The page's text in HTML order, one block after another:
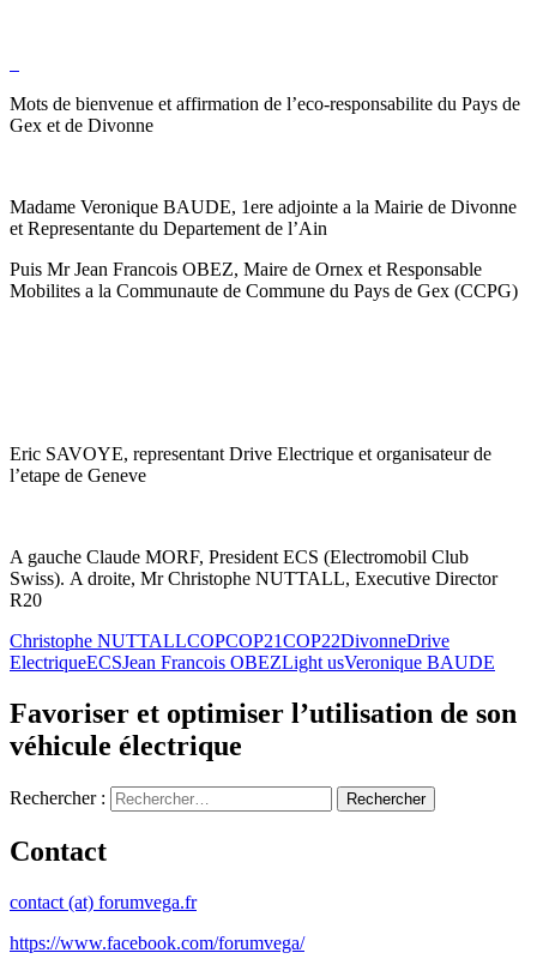
Mots de bienvenue et affirmation de l’eco-responsabilite du Pays de
Gex et de Divonne
Madame Veronique BAUDE, 1ere adjointe a la Mairie de Divonne
et Representante du Departement de l’Ain
Puis Mr Jean Francois OBEZ, Maire de Ornex et Responsable
Mobilites a la Communaute de Commune du Pays de Gex (CCPG)
Eric SAVOYE, representant Drive Electrique et organisateur de
l’etape de Geneve
A gauche Claude MORF, President ECS (Electromobil Club
Swiss). A droite, Mr Christophe NUTTALL, Executive Director
R20
Christophe NUTTALLCOPCOP21COP22DivonneDrive
ElectriqueECSJean Francois OBEZLight usVeronique BAUDE
Favoriser et optimiser l’utilisation de son
véhicule électrique
Rechercher :
Contact
contact (at) forumvega.fr
https://www.facebook.com/forumvega/